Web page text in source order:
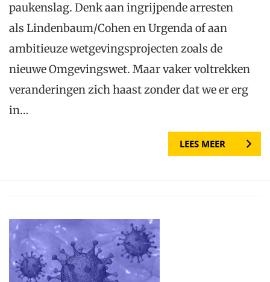
paukenslag. Denk aan ingrijpende arresten
als Lindenbaum/Cohen en Urgenda of aan
ambitieuze wetgevingsprojecten zoals de
nieuwe Omgevingswet. Maar vaker voltrekken
veranderingen zich haast zonder dat we er erg
in…
LEES MEER